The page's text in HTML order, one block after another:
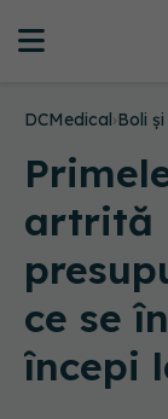
DCMedical›Boli
artrită
ce se
începi